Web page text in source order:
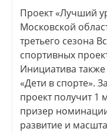
Проект «Лучший
Московской
третьего сезона
спортивных
Инициатива
«Дети в спорте».
проект получит 1
призер
развитие и